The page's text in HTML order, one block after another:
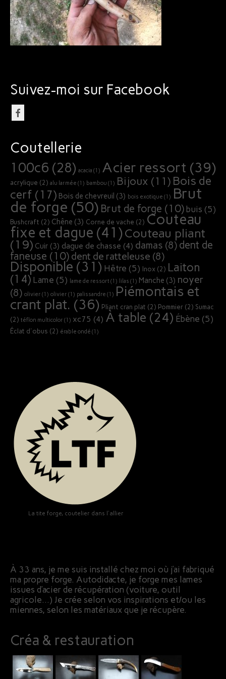
Bijoux
Suivez-moi sur Facebook
Coutellerie
100c6 (28) acacia (1) Acier ressort (39)
acrylique (2) alu larmée (1) bambou (1) Bijoux (11) Bois de
cerf (17) Bois de chevreuil (3) bois exotique (1) Brut
de forge (50) Brut de forge (10) buis (5)
Bushcraft (2) Chêne (3) Corne de vache (2) Couteau
fixe et dague (41) Couteau pliant
(19) Cuir (3) dague de chasse (4) damas (8) dent de
faneuse (10) dent de ratteleuse (8)
Disponible (31) Hêtre (5) Inox (2) Laiton
(14) Lame (5) lame de ressort (1) lilas (1) Manche (3) noyer
(8) olivier (1) olivier (1) palissandre (1) Piémontais et
crant plat. (36) Pliant cran plat (2) Pommier (2) Sumac
(2) téflon multicolor (1) xc75 (4) À table (24) Ébène (5)
Éclat d'obus (2) érable ondé (1)
La tite forge, coutelier dans l'allier
À 33 ans, je me suis installé chez moi où j’ai fabriqué
ma propre forge. Autodidacte, je forge mes lames
issues d’acier de récupération (voiture, outil
agricole…) Je crée selon vos inspirations et/ou les
miennes, selon les matériaux que je récupère.
Créa & restauration